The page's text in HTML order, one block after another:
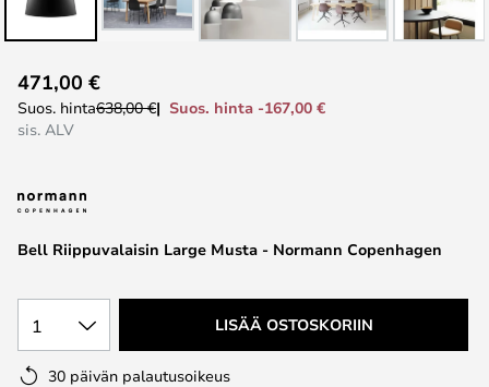
to
the
the
gallery
Bell Riippuvalaisin Large Musta - Normann Copenhagen
471,00 €
Suos. hinta638,00 €
Suos. hinta -167,00 €
sis. ALV
1 LISÄÄ OSTOSKORIIN
30 päivän palautusoikeus